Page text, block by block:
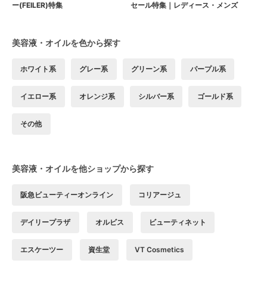
ー(FEILER)特集
セール特集｜レディース・メンズ
美容液・オイルを色から探す
ホワイト系 グレー系 グリーン系 パープル系
イエロー系 オレンジ系 シルバー系 ゴールド系
その他
美容液・オイルを他ショップから探す
阪急ビューティーオンライン コリアージュ
デイリープラザ オルビス ビューティネット
エスケーツー 資生堂 VT Cosmetics